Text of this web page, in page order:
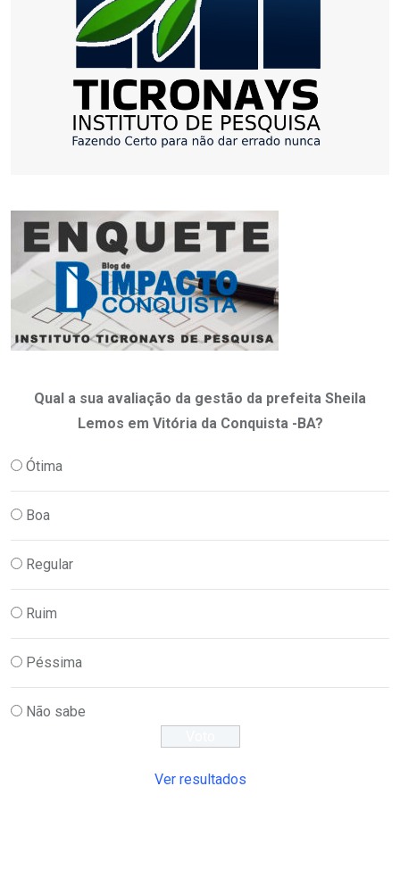
Qual a sua avaliação da gestão da prefeita Sheila
Lemos em Vitória da Conquista -BA?
Ótima
Boa
Regular
Ruim
Péssima
Não sabe
Ver resultados